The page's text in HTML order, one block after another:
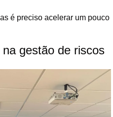
é preciso acelerar um pouco
gestão de riscos